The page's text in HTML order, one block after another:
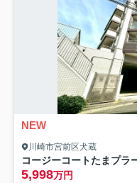
NEW
川崎市宮前区犬蔵
コージーコートたまプラ
5,998万円